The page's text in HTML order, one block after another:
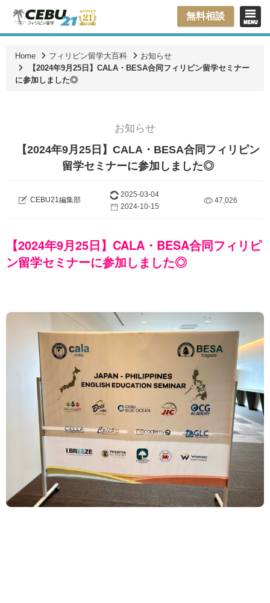
無料相談
Home フィリピン留学大百科
お知らせ
【2024年9月25日】CALA・BESA合同フィリピン留学セミナー
に参加しました◎
お知らせ
【2024年9月25日】CALA・BESA合同フィリピン
留学セミナーに参加しました◎
CEBU21編集部
2025-03-04
2024-10-15
47,026
【2024年9月25日】CALA・BESA合同フィリピ
ン留学セミナーに参加しました◎